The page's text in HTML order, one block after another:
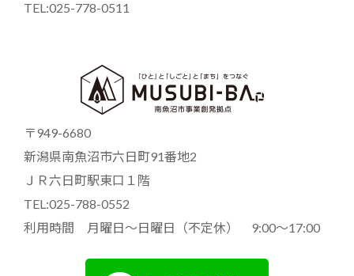
〒949-6680
新潟県南魚沼市六日町91番地2
ＪＲ六日町駅東口１階
TEL:025-788-0552
利用時間 月曜日～日曜日（不定休） 9:00～17:00
TEL:025-778-0511